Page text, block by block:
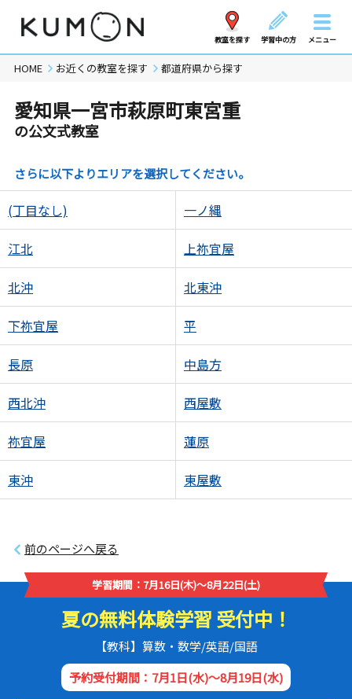
教室を探す 学習中の方 メニュー
HOME お近くの教室を探す 都道府県から探す
愛知県一宮市萩原町東宮重
の公文式教室
さらに以下よりエリアを選択してください。
(丁目なし) 一ノ縄
江北 上祢宜屋
北沖 北東沖
下祢宜屋 平
長原 中島方
西北沖 西屋敷
祢宜屋 蓮原
東沖 東屋敷
前のページへ戻る
学習期間：7月16日(木)～8月22日(土)
夏の無料体験学習 受付中！
【教科】算数・数学/英語/国語
予約受付期間：7月1日(水)～8月19日(水)